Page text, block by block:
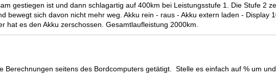
gestiegen ist und dann schlagartig auf 400km bei Leistungsstufe 1. Die Stufe 2
bewegt sich davon nicht mehr weg. Akku rein - raus - Akku extern laden - Display
es den Akku zerschossen. Gesamtlaufleistung 2000km.
Berechnungen seitens des Bordcomputers getätigt. Stelle es einfach auf % um